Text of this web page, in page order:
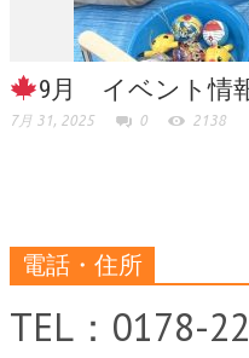
9月 イベント情
7月 31, 2025 0 2138
電話・住所
TEL：0178-